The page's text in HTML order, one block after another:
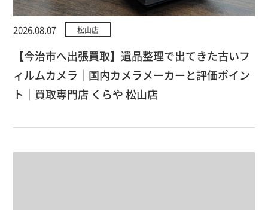
2026.08.07 松山店
【今治市へ出張買取】遺品整理で出てきた古いフ
ィルムカメラ｜国内カメラメーカーと評価ポイン
ト｜買取専門店 くらや 松山店